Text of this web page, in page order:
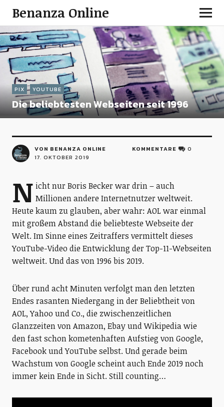
Benanza Online
PIX YOUTUBE
Die beliebtesten Webseiten seit 1996
VON BENANZA ONLINE
17. OKTOBER 2019
KOMMENTARE 0
N icht nur Boris Becker war drin – auch
Millionen andere Internetnutzer weltweit.
Heute kaum zu glauben, aber wahr: AOL war einmal
mit großem Abstand die beliebteste Webseite der
Welt. Im Sinne eines Zeitraffers vermittelt dieses
YouTube-Video die Entwicklung der Top-11-Webseiten
weltweit. Und das von 1996 bis 2019.
Über rund acht Minuten verfolgt man den letzten
Endes rasanten Niedergang in der Beliebtheit von
AOL, Yahoo und Co., die zwischenzeitlichen
Glanzzeiten von Amazon, Ebay und Wikipedia wie
den fast schon kometenhaften Aufstieg von Google,
Facebook und YouTube selbst. Und gerade beim
Wachstum von Google scheint auch Ende 2019 noch
immer kein Ende in Sicht. Still counting…